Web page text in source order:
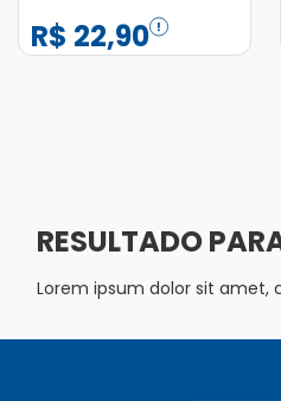
Unidade
R$ 22,90
Lorem ipsum dolor sit amet,